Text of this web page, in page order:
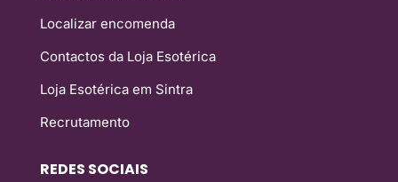
Localizar encomenda
Contactos da Loja Esotérica
Loja Esotérica em Sintra
Recrutamento
REDES SOCIAIS